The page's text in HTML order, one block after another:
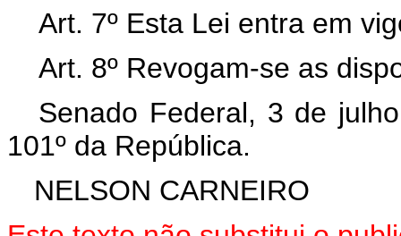
Art. 7º Esta Lei entra em
Art. 8º Revogam-se as
Senado Federal, 3 de
101º da República.
NELSON CARNEIRO